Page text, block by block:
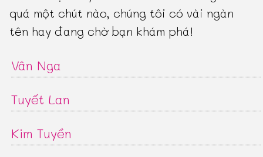
quá một chút nào, chúng tôi có vài ngàn
tên hay đang chờ bạn khám phá!
Vân Nga
Tuyết Lan
Kim Tuyền